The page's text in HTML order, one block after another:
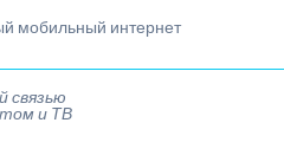
мобильный интернет
связью
и ТВ